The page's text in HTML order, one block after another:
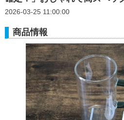
2026-03-25 11:00:00
商品情報